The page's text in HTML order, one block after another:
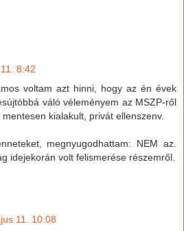
8:42
voltam azt hinni, hogy az én évek
váló véleményem az MSZP-ről
kialakult, privát ellenszenv.
megnyugodhattam: NEM az.
idejekorán volt felismerése részemről.
11. 10:08